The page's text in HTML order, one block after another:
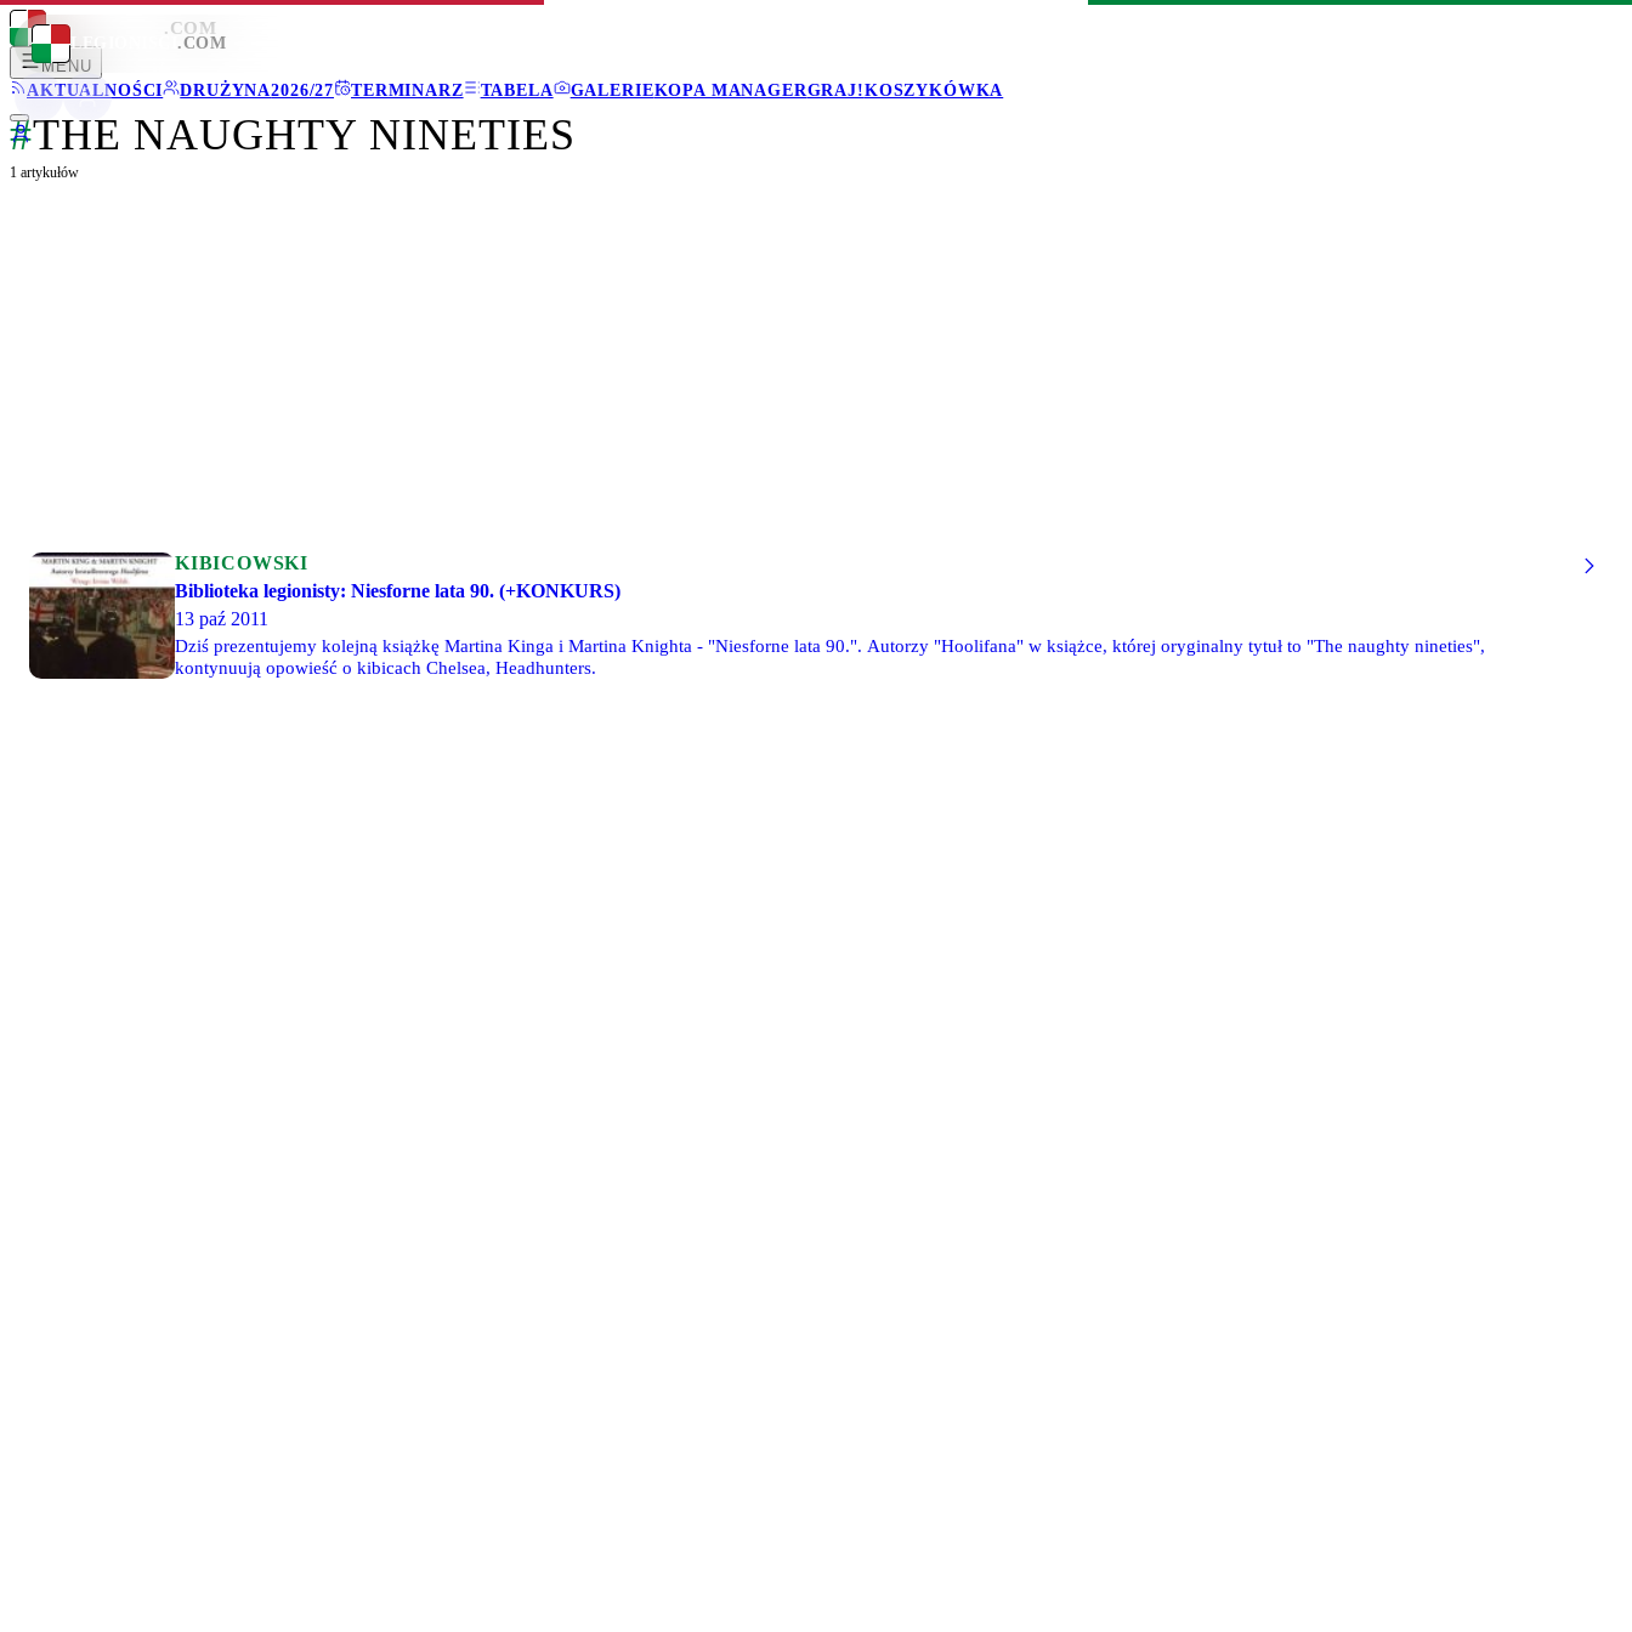
LEGIONISCI .COM
MENU
AKTUALNOŚCI
DRUŻYNA2026/27 TERMINARZ TABELA GALERIEKOPA MANAGERGRAJ!KOSZYKÓWKA
LEGIONISCI .COM
#THE NAUGHTY NINETIES
1 artykułów
KIBICOWSKI
Biblioteka legionisty: Niesforne lata 90. (+KONKURS)
13 paź 2011
Dziś prezentujemy kolejną książkę Martina Kinga i Martina Knighta - "Niesforne lata 90.". Autorzy "Hoolifana" w książce, której oryginalny tytuł to "The naughty nineties",
kontynuują opowieść o kibicach Chelsea, Headhunters.